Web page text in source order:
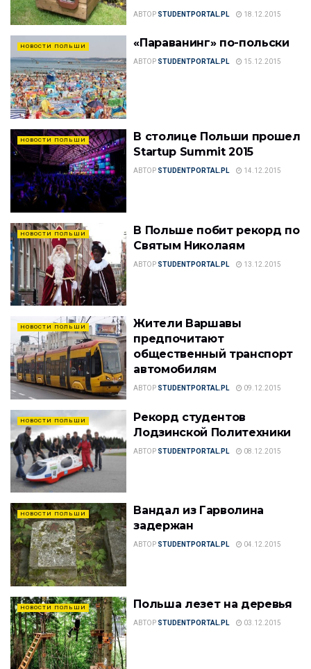
АВТОР STUDENTPORTAL.PL 18.12.2015
НОВОСТИ ПОЛЬШИ «Параванинг» по-польски
АВТОР STUDENTPORTAL.PL 15.12.2015
НОВОСТИ ПОЛЬШИ
В столице Польши прошел
Startup Summit 2015
АВТОР STUDENTPORTAL.PL 14.12.2015
НОВОСТИ ПОЛЬШИ
В Польше побит рекорд по
Святым Николаям
АВТОР STUDENTPORTAL.PL 13.12.2015
НОВОСТИ ПОЛЬШИ
Жители Варшавы
предпочитают
общественный транспорт
автомобилям
АВТОР STUDENTPORTAL.PL 09.12.2015
НОВОСТИ ПОЛЬШИ
Рекорд студентов
Лодзинской Политехники
АВТОР STUDENTPORTAL.PL 08.12.2015
НОВОСТИ ПОЛЬШИ
Вандал из Гарволина
задержан
АВТОР STUDENTPORTAL.PL 04.12.2015
НОВОСТИ ПОЛЬШИ Польша лезет на деревья
АВТОР STUDENTPORTAL.PL 03.12.2015